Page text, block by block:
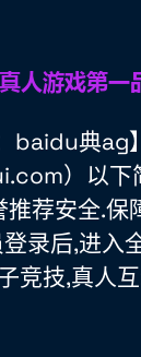
baidu典ag
）以
荐安全.保
录后,进入
竞技,真人